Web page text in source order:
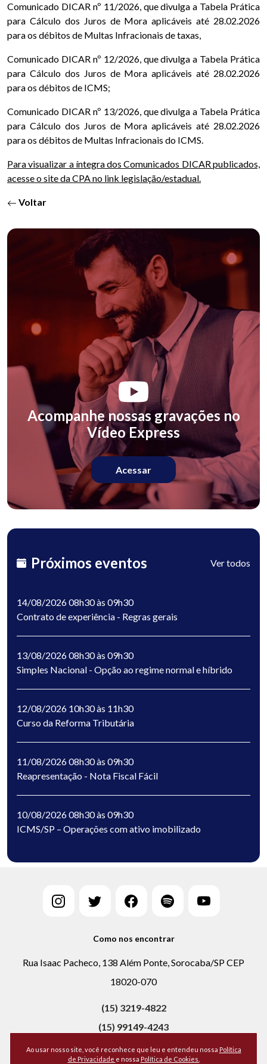
Comunicado DICAR nº 11/2026, que divulga a Tabela Prática
para Cálculo dos Juros de Mora aplicáveis até 28.02.2026
para os débitos de Multas Infracionais de taxas,
Comunicado DICAR nº 12/2026, que divulga a Tabela Prática
para Cálculo dos Juros de Mora aplicáveis até 28.02.2026
para os débitos de ICMS;
Comunicado DICAR nº 13/2026, que divulga a Tabela Prática
para Cálculo dos Juros de Mora aplicáveis até 28.02.2026
para os débitos de Multas Infracionais do ICMS.
Para visualizar a íntegra dos Comunicados DICAR publicados,
acesse o site da CPA no link legislação/estadual.
Voltar
Acompanhe nossas gravações no
Vídeo Express
Acessar
Próximos eventos Ver todos
14/08/2026 08h30 às 09h30
Contrato de experiência - Regras gerais
13/08/2026 08h30 às 09h30
Simples Nacional - Opção ao regime normal e híbrido
12/08/2026 10h30 às 11h30
Curso da Reforma Tributária
11/08/2026 08h30 às 09h30
Reapresentação - Nota Fiscal Fácil
10/08/2026 08h30 às 09h30
ICMS/SP – Operações com ativo imobilizado
Como nos encontrar
Rua Isaac Pacheco, 138 Além Ponte, Sorocaba/SP CEP
18020-070
(15) 3219-4822
(15) 99149-4243
Ao usar nosso site, você reconhece que leu e entendeu nossa Política
de Privacidade e nossa Política de Cookies.